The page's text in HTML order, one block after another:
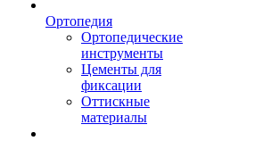
Ортопедия
Ортопедические
инструменты
Цементы для
фиксации
Оттискные
материалы